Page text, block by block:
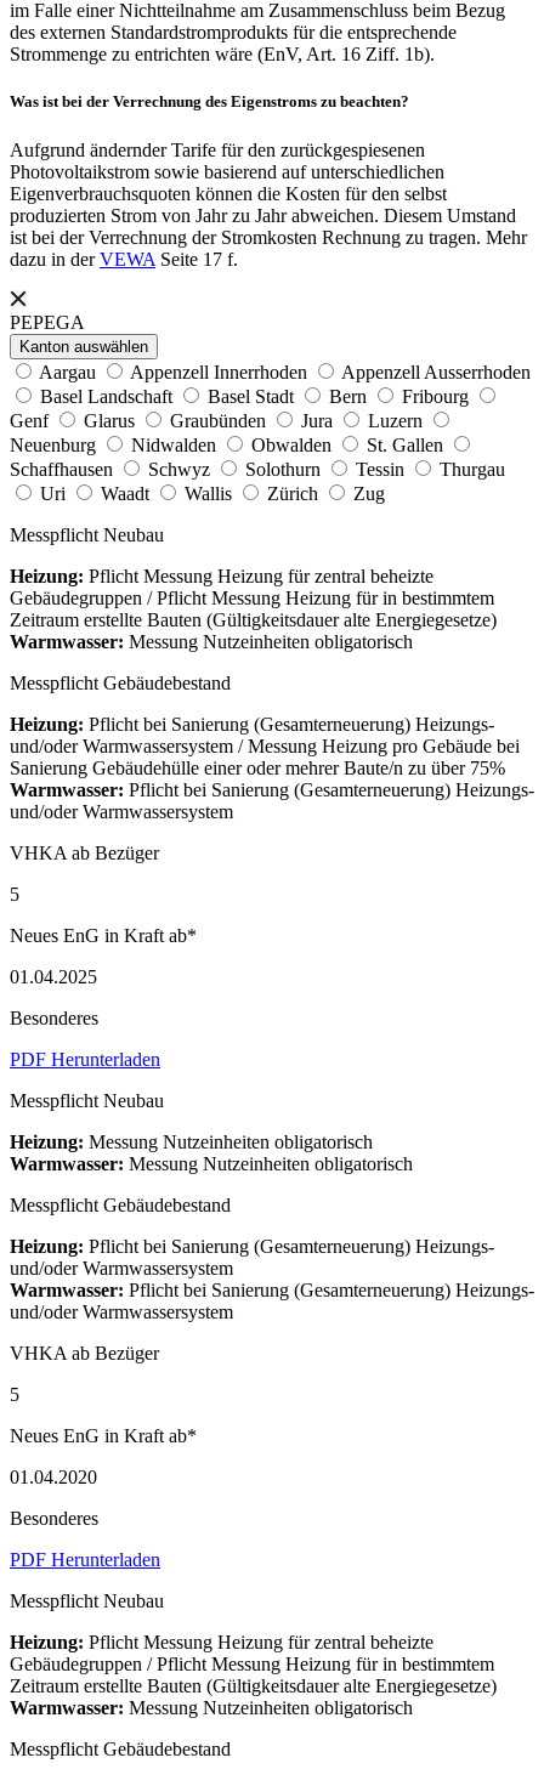
im Falle einer Nichtteilnahme am Zusammenschluss beim Bezug
des externen Standardstromprodukts für die entsprechende
Strommenge zu entrichten wäre (EnV, Art. 16 Ziff. 1b).
Was ist bei der Verrechnung des Eigenstroms zu beachten?
Aufgrund ändernder Tarife für den zurückgespiesenen
Photovoltaikstrom sowie basierend auf unterschiedlichen
Eigenverbrauchsquoten können die Kosten für den selbst
produzierten Strom von Jahr zu Jahr abweichen. Diesem Umstand
ist bei der Verrechnung der Stromkosten Rechnung zu tragen. Mehr
dazu in derVEWA Seite 17 f.
PEPEGA
Kanton auswählen
Aargau Appenzell Innerrhoden
Appenzell Ausserrhoden
Basel Landschaft
Basel Stadt Bern
Fribourg
Genf
Glarus Graubünden Jura
Luzern
Neuenburg
Nidwalden Obwalden
St. Gallen
Schaffhausen
Schwyz Solothurn Tessin
Thurgau
Uri
Waadt Wallis Zürich
Zug
Messpflicht Neubau
Heizung: Pflicht Messung Heizung für zentral beheizte
Gebäudegruppen / Pflicht Messung Heizung für in bestimmtem
Zeitraum erstellte Bauten (Gültigkeitsdauer alte Energiegesetze)
Warmwasser: Messung Nutzeinheiten obligatorisch
Messpflicht Gebäudebestand
Heizung: Pflicht bei Sanierung (Gesamterneuerung) Heizungs-
und/oder Warmwassersystem / Messung Heizung pro Gebäude bei
Sanierung Gebäudehülle einer oder mehrer Baute/n zu über 75%
Warmwasser: Pflicht bei Sanierung (Gesamterneuerung) Heizungs-
und/oder Warmwassersystem
VHKA ab Bezüger
5
Neues EnG in Kraft ab*
01.04.2025
Besonderes
PDF Herunterladen
Messpflicht Neubau
Heizung: Messung Nutzeinheiten obligatorisch
Warmwasser: Messung Nutzeinheiten obligatorisch
Messpflicht Gebäudebestand
Heizung: Pflicht bei Sanierung (Gesamterneuerung) Heizungs-
und/oder Warmwassersystem
Warmwasser: Pflicht bei Sanierung (Gesamterneuerung) Heizungs-
und/oder Warmwassersystem
VHKA ab Bezüger
5
Neues EnG in Kraft ab*
01.04.2020
Besonderes
PDF Herunterladen
Messpflicht Neubau
Heizung: Pflicht Messung Heizung für zentral beheizte
Gebäudegruppen / Pflicht Messung Heizung für in bestimmtem
Zeitraum erstellte Bauten (Gültigkeitsdauer alte Energiegesetze)
Warmwasser: Messung Nutzeinheiten obligatorisch
Messpflicht Gebäudebestand